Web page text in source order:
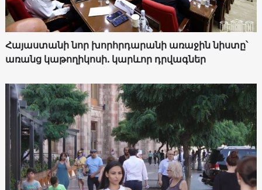
Հայաստանի նոր խորհրդարանի առաջին նիստը՝
առանց կաթողիկոսի. կարևոր դրվագներ